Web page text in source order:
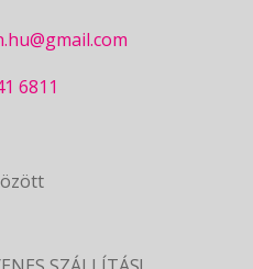
6811